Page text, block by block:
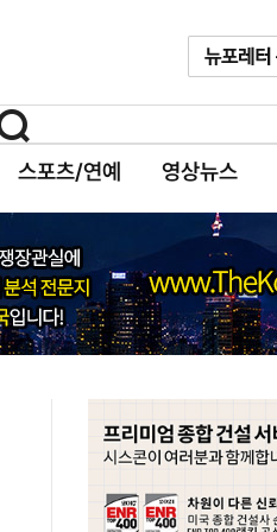
스포츠/연예 영상뉴스